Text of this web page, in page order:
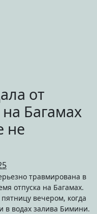
от
Багамах
не
отпуска на Багамах.
вечером, когда
в водах залива Бимини.